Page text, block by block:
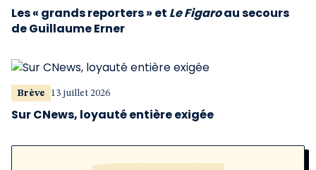
Les « grands reporters » et Le Figaroau secours
de Guillaume Erner
Brève 13 juillet 2026
Sur CNews, loyauté entière exigée